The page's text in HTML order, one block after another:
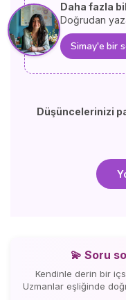
Daha fazla
Doğrudan
Simay'e bir
Düşüncelerinizi
💫 Soru
Kendinle derin bir
Uzmanlar eşliğinde